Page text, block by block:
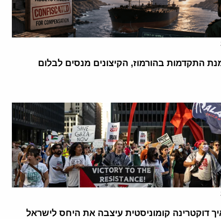
התקדמות בהורמוז, הקיצונים מנסים לבלום
דוקטרינה קומוניסטית עיצבה את היחס לישראל